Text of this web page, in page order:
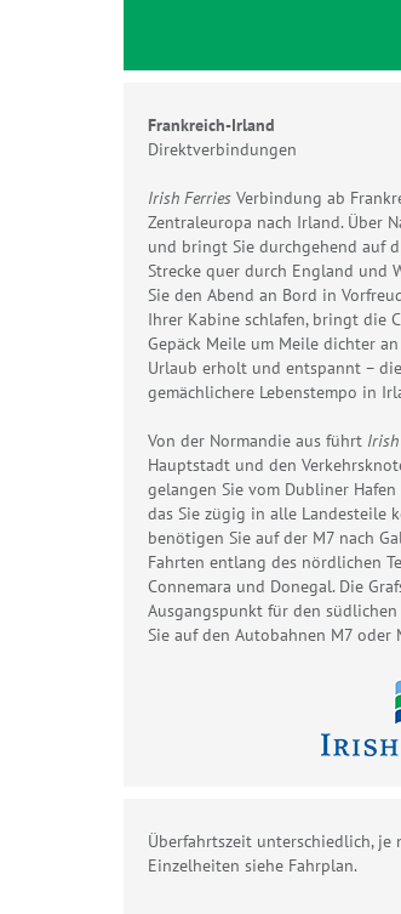
Frankreich-Irland
Direktverbindungen
Irish Ferries Verbindung ab
Zentraleuropa nach Irland. Über
und bringt Sie durchgehend auf
Strecke quer durch England und
Sie den Abend an Bord in
Ihrer Kabine schlafen, bringt die
Gepäck Meile um Meile dichter
Urlaub erholt und entspannt –
gemächlichere Lebenstempo in
Von der Normandie aus führt
Hauptstadt und den
gelangen Sie vom Dubliner
das Sie zügig in alle Landesteile
benötigen Sie auf der M7 nach
Fahrten entlang des nördlichen
Connemara und Donegal. Die
Ausgangspunkt für den
Sie auf den Autobahnen M7 oder
Überfahrtszeit unterschiedlich, je
Einzelheiten siehe Fahrplan.